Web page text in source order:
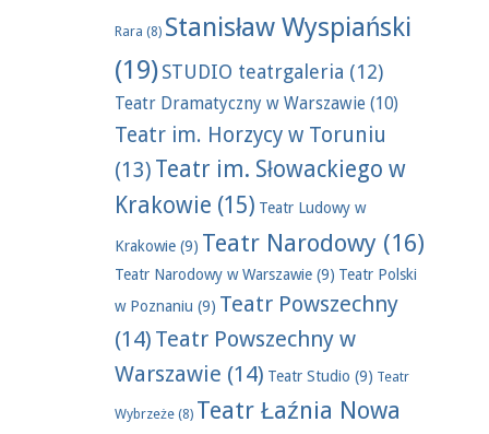
Rara (8) Stanisław Wyspiański
(19)STUDIO teatrgaleria (12)
Teatr Dramatyczny w Warszawie (10)
Teatr im. Horzycy w Toruniu
(13) Teatr im. Słowackiego w
Krakowie (15) Teatr Ludowy w
Krakowie(9) Teatr Narodowy(16)
Teatr Narodowy w Warszawie(9) Teatr Polski
w Poznaniu (9) Teatr Powszechny
(14) Teatr Powszechny w
Warszawie (14) Teatr Studio (9) Teatr
Wybrzeże(8) Teatr Łaźnia Nowa